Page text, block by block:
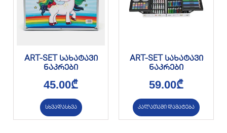
ART-SET სახატავი
ნაკრები
45.00₾
სხვადასხვა
ART-SET სახატავი
ნაკრები
59.00₾
კალათაში დამატება